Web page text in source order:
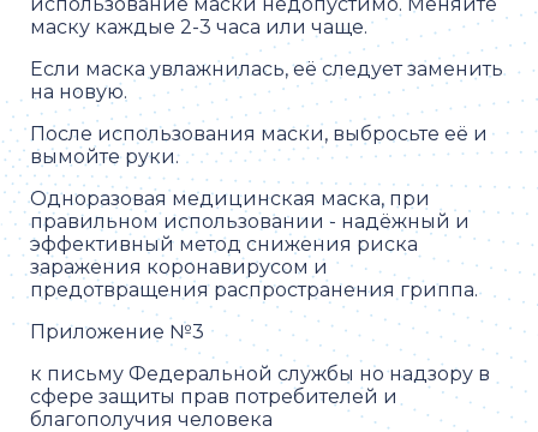
маску каждые 2-3 часа или чаще.
Если маска увлажнилась, её следует заменить
на новую.
После использования маски, выбросьте её и
вымойте руки.
Одноразовая медицинская маска, при
правильном использовании - надёжный и
эффективный метод снижения риска
заражения коронавирусом и
предотвращения распространения гриппа.
Приложение №3
к письму Федеральной службы но надзору в
сфере защиты прав потребителей и
благополучия человека